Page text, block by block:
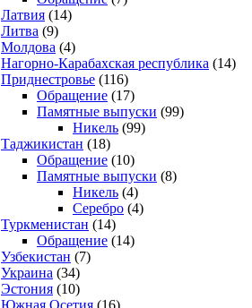
Латвия (14)
Литва (9)
Молдова (4)
Нагорно-Карабахская республика (14)
Приднестровье (116)
Обращение (17)
Памятные выпуски (99)
Никель (99)
Таджикистан (18)
Обращение (10)
Памятные выпуски (8)
Никель (4)
Серебро (4)
Туркменистан (14)
Обращение (14)
Узбекистан (7)
Украина (34)
Эстония (10)
Южная Осетия (16)